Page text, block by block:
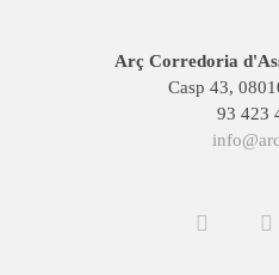
Arç Corredoria
Casp 43,
93 423